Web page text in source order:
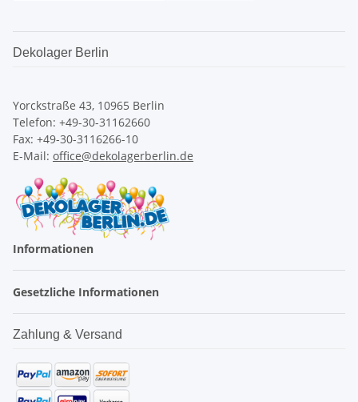
Dekolager Berlin
Yorckstraße 43, 10965 Berlin
Telefon: +49-30-31162660
Fax: +49-30-3116266-10
E-Mail: office@dekolagerberlin.de
Informationen
Gesetzliche Informationen
Zahlung & Versand